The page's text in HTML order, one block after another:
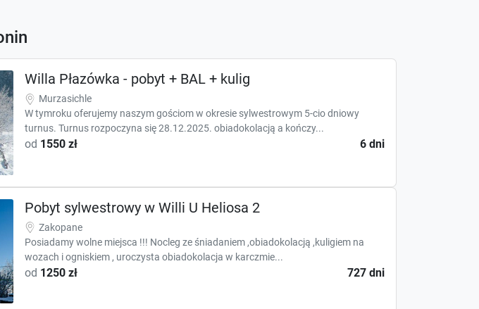
Willa Płazówka - pobyt + BAL + kulig
Murzasichle
W tymroku oferujemy naszym gościom w okresie sylwestrowym 5-cio dniowy
turnus. Turnus rozpoczyna się 28.12.2025. obiadokolacją a kończy...
od 1550 zł 6 dni
Pobyt sylwestrowy w Willi U Heliosa 2
Zakopane
Posiadamy wolne miejsca !!! Nocleg ze śniadaniem ,obiadokolacją ,kuligiem na
wozach i ogniskiem , uroczysta obiadokolacja w karczmie...
od 1250 zł 727 dni